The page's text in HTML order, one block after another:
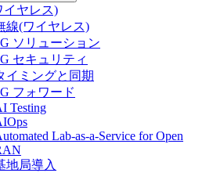
イヤレス)
線(ワイヤレス)
ソリューション
セキュリティ
イミングと同期
フォワード
Testing
Lab-as-a-Service for Open
地局導入